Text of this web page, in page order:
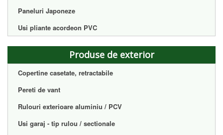
Paneluri Japoneze
Usi pliante acordeon PVC
Produse de exterior
Copertine casetate, retractabile
Pereti de vant
Rulouri exterioare aluminiu / PCV
Usi garaj - tip rulou / sectionale